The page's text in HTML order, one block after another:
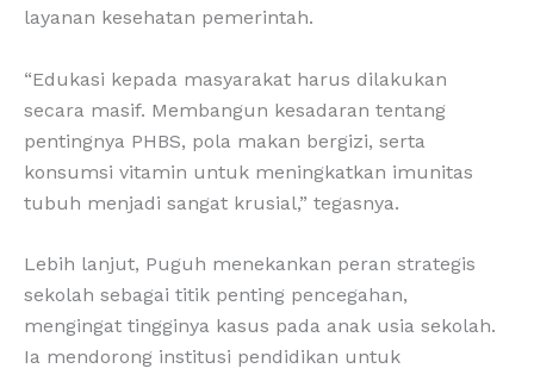
layanan kesehatan pemerintah.
“Edukasi kepada masyarakat harus dilakukan
secara masif. Membangun kesadaran tentang
pentingnya PHBS, pola makan bergizi, serta
konsumsi vitamin untuk meningkatkan imunitas
tubuh menjadi sangat krusial,” tegasnya.
Lebih lanjut, Puguh menekankan peran strategis
sekolah sebagai titik penting pencegahan,
mengingat tingginya kasus pada anak usia sekolah.
Ia mendorong institusi pendidikan untuk